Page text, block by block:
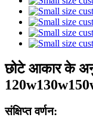
छोटे आकार के
संक्षिप्त वर्णन: